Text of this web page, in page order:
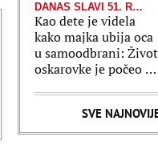
DANAS SLAVI 51. ROĐENDAN
Kao dete je videla
kako majka ubija oca
u samoodbrani: Život
oskarovke je počeo u
bajku
SVE